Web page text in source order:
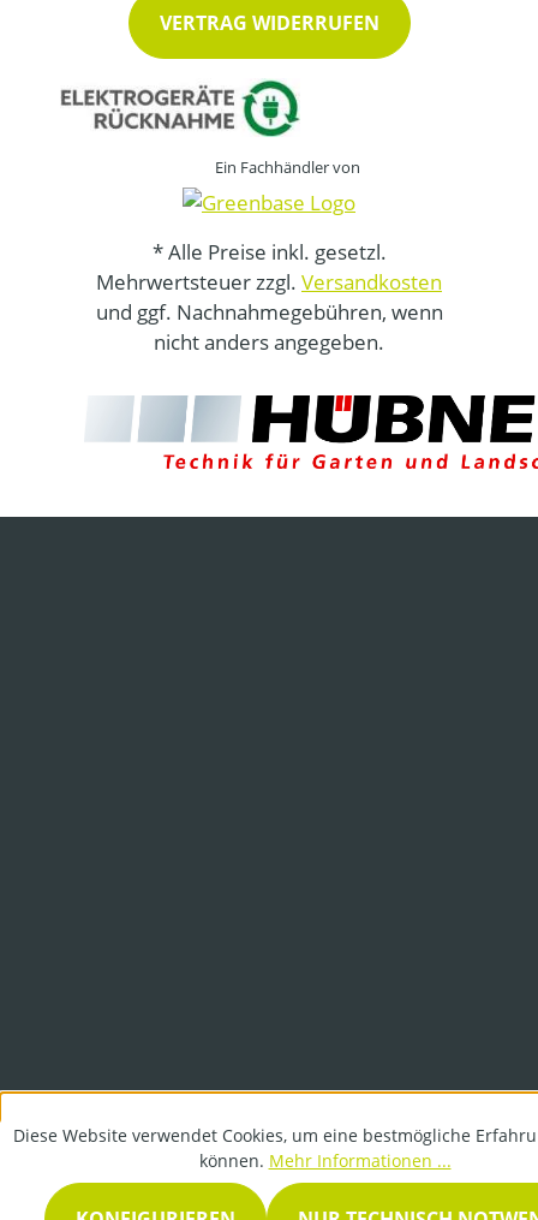
VERTRAG WIDERRUFEN
Ein Fachhändler von
* Alle Preise inkl. gesetzl.
Mehrwertsteuer zzgl. Versandkosten
und ggf. Nachnahmegebühren, wenn
nicht anders angegeben.
Diese Website verwendet Cookies, um eine bestmögliche
können. Mehr Informationen ...